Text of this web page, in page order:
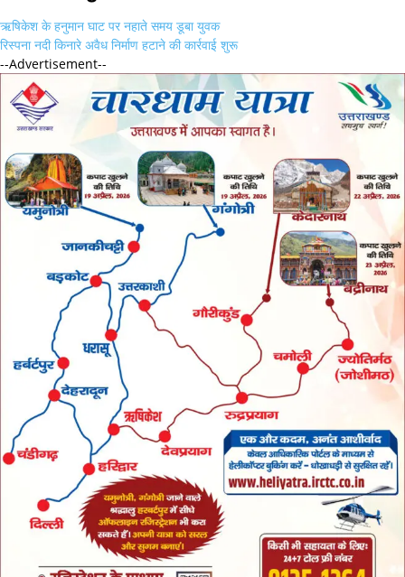
ऋषिकेश के हनुमान घाट पर नहाते समय डूबा युवक
रिस्पना नदी किनारे अवैध निर्माण हटाने की कार्रवाई शुरू
--Advertisement--